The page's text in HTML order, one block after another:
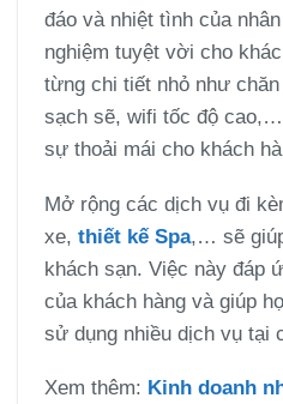
đáo và nhiệt tình của
nghiệm tuyệt vời cho
từng chi tiết nhỏ như
sạch sẽ, wifi tốc độ
sự thoải mái cho khách
Mở rộng các dịch vụ đi
xe, thiết kế Spa,… sẽ
khách sạn. Việc này đáp
của khách hàng và giúp
sử dụng nhiều dịch vụ tại
Xem thêm: Kinh doanh